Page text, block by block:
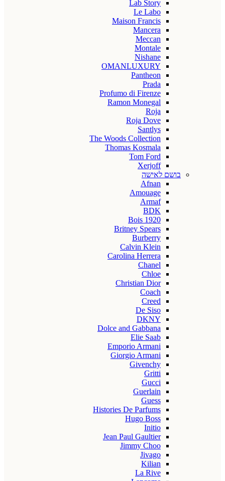
Lab Story
Le Labo
Maison Francis
Mancera
Meccan
Montale
Nishane
OMANLUXURY
Pantheon
Prada
Profumo di Firenze
Ramon Monegal
Roja
Roja Dove
Santlys
The Woods Collection
Thomas Kosmala
Tom Ford
Xerjoff
בושם לאישה
Afnan
Amouage
Armaf
BDK
Bois 1920
Britney Spears
Burberry
Calvin Klein
Carolina Herrera
Chanel
Chloe
Christian Dior
Coach
Creed
De Siso
DKNY
Dolce and Gabbana
Elie Saab
Emporio Armani
Giorgio Armani
Givenchy
Gritti
Gucci
Guerlain
Guess
Histories De Parfums
Hugo Boss
Initio
Jean Paul Gaultier
Jimmy Choo
Jivago
Kilian
La Rive